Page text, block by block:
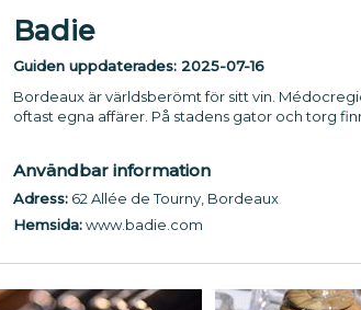
Badie
Guiden uppdaterades: 2025-07-16
Bordeaux är världsberömt för sitt vin.
oftast egna affärer. På stadens gator och torg
Användbar information
Adress: 62 Allée de Tourny, Bordeaux
Hemsida:www.badie.com